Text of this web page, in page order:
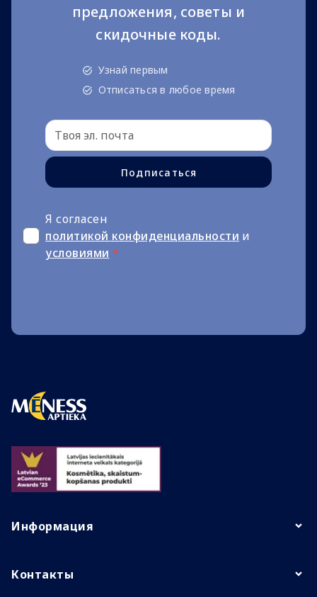
предложения, советы и
скидочные коды.
Узнай первым
Отписаться в любое время
Подписаться
Я согласен
политикой конфиденциальности и
условиями *
Информация
Контакты